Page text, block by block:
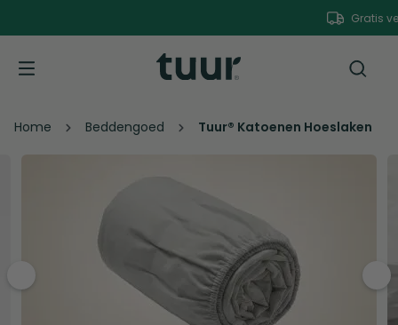
Gratis
Home Beddengoed Tuur® Katoenen Hoeslaken
v
nex
t